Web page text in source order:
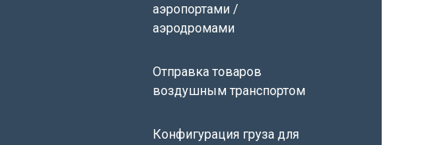
аэропортами /
аэродромами
Отправка товаров
воздушным транспортом
Конфигурация груза для